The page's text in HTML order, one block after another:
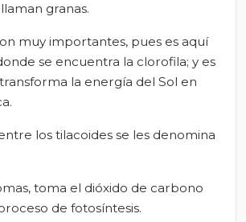
granas.
muy importantes, pues es aquí
se encuentra la clorofila; y es
la energía del Sol en
los tilacoides se les denomina
toma el dióxido de carbono
de fotosíntesis.